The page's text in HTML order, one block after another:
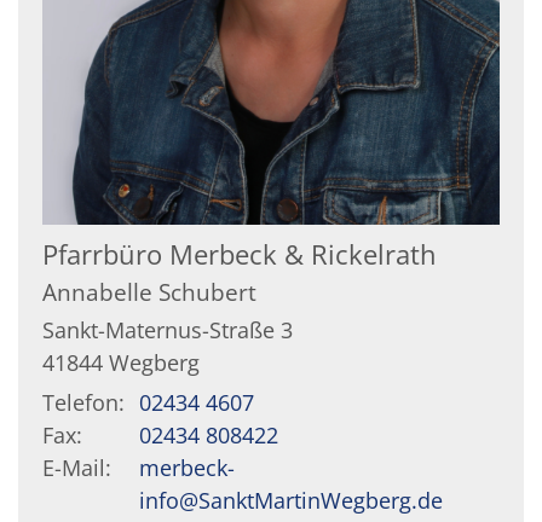
Pfarrbüro Merbeck & Rickelrath
Annabelle Schubert
Sankt-Maternus-Straße 3
41844 Wegberg
Telefon: 02434 4607
Fax:
02434 808422
E-Mail:
merbeck-
info@SanktMartinWegberg.de